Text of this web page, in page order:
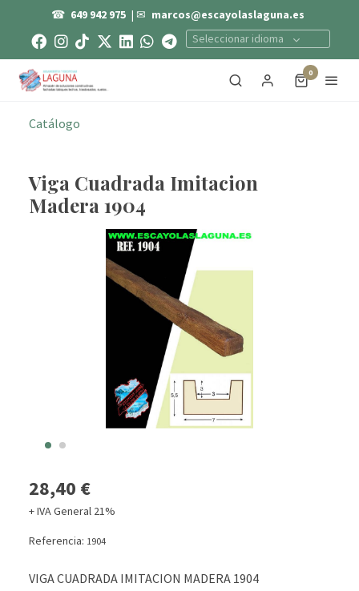
☎ 649 942 975 | ✉ marcos@escayolaslaguna.es
Seleccionar idioma
0
Catálogo
Viga Cuadrada Imitacion
Madera 1904
28,40 €
+ IVA General 21%
Referencia: 1904
VIGA CUADRADA IMITACION MADERA 1904